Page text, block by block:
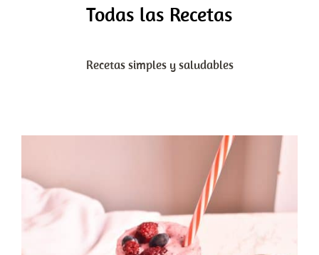
Todas las Recetas
Recetas simples y saludables